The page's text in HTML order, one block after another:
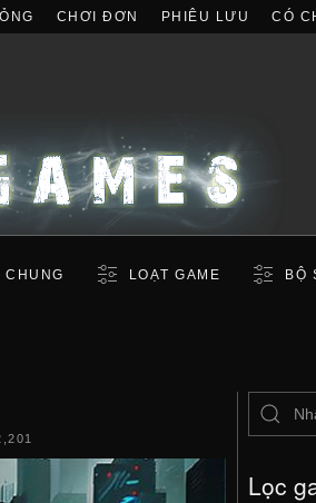
CHƠI ĐƠN PHIÊU LƯU CÓ
CHUNG LOẠT GAME BỘ
Lọc